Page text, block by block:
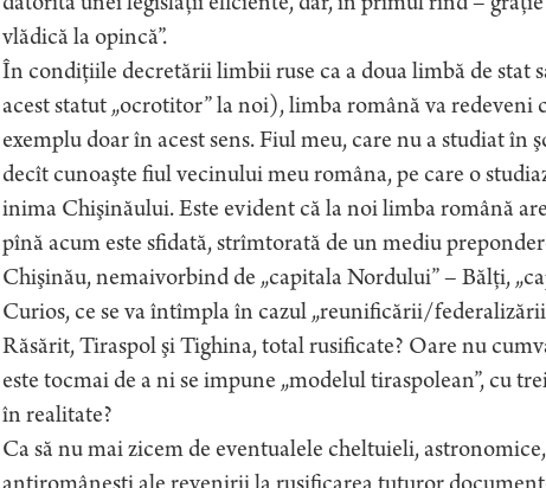
vlădică la opincă”.
În condiţiile decretării limbii ruse ca a doua limbă de stat
acest statut „ocrotitor” la noi), limba română va redeveni
exemplu doar în acest sens. Fiul meu, care nu a studiat
decît cunoaşte fiul vecinului meu româna, pe care o
inima Chişinăului. Este evident că la noi limba română
pînă acum este sfidată, strîmtorată de un mediu
Chişinău, nemaivorbind de „capitala Nordului” – Bălţi,
Curios, ce se va întîmpla în cazul „reunificării/federalizării
Răsărit, Tiraspol şi Tighina, total rusificate? Oare nu
este tocmai de a ni se impune „modelul tiraspolean”, cu
în realitate?
Ca să nu mai zicem de eventualele cheltuieli,